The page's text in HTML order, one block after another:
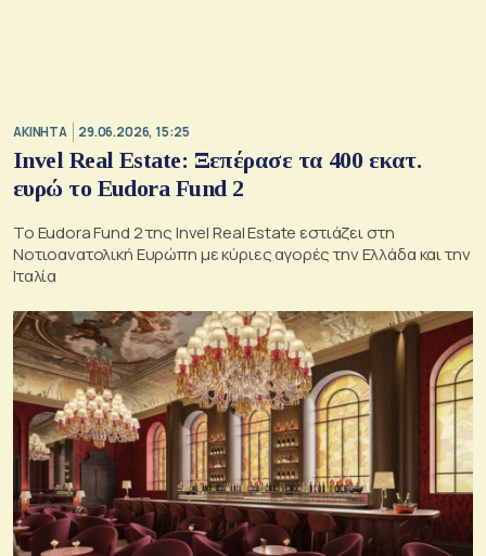
ΑΚΙΝΗΤΑ 29.06.2026, 15:25
Invel Real Estate: Ξεπέρασε τα 400 εκατ.
ευρώ το Eudora Fund 2
Το Eudora Fund 2 της Invel Real Estate εστιάζει στη
Νοτιοανατολική Ευρώπη με κύριες αγορές την Ελλάδα και την
Ιταλία